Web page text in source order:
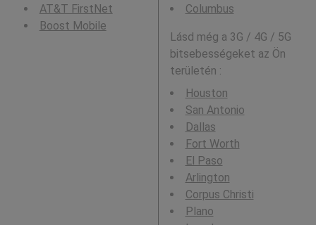
AT&T FirstNet
Boost Mobile
Columbus
Lásd még a 3G / 4G / 5G
bitsebességeket az Ön
területén :
Houston
San Antonio
Dallas
Fort Worth
El Paso
Arlington
Corpus Christi
Plano